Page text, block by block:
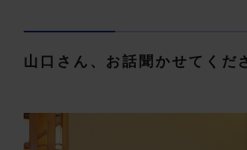
山口さん、お話聞かせてくだ